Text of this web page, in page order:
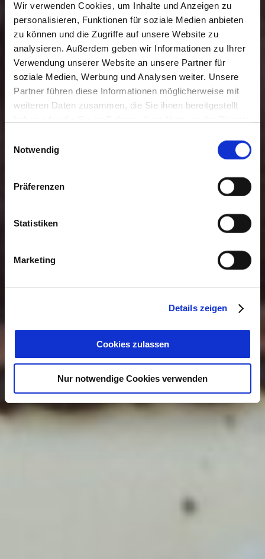
Wir verwenden Cookies, um Inhalte und Anzeigen zu
personalisieren, Funktionen für soziale Medien anbieten
zu können und die Zugriffe auf unsere Website zu
analysieren. Außerdem geben wir Informationen zu Ihrer
Verwendung unserer Website an unsere Partner für
soziale Medien, Werbung und Analysen weiter. Unsere
Partner führen diese Informationen möglicherweise mit
weiteren Daten zusammen, die Sie ihnen bereitgestellt
Cookies, wenn Sie unsere Webseite weiterhin nutzen.
Notwendig
Präferenzen
Statistiken
Marketing
Details zeigen
Cookies zulassen
Nur notwendige Cookies verwenden